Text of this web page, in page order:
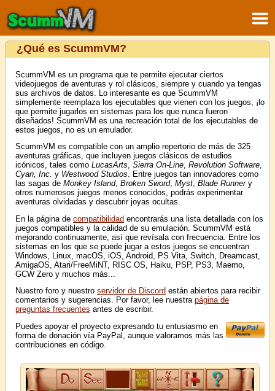
¿Qué es ScummVM?
ScummVM es un programa que te permite ejecutar ciertos
videojuegos de aventuras y rol clásicos, siempre y cuando ya tengas
sus archivos de datos. Lo interesante es que ScummVM
simplemente reemplaza los ejecutables que vienen con los juegos, ¡lo
que permite jugarlos en sistemas para los que nunca fueron
diseñados! ScummVM es una recreación total de los ejecutables de
estos juegos, no es un emulador.
ScummVM es compatible con un amplio repertorio de más de 325
aventuras gráficas, que incluyen juegos clásicos de estudios
icónicos, tales como LucasArts, Sierra On-Line, Revolution Software,
Cyan, Inc. y Westwood Studios. Entre juegos tan innovadores como
las sagas de Monkey Island, Broken Sword, Myst, Blade Runnery
otros numerosos juegos menos conocidos, podrás experimentar
aventuras olvidadas y descubrir joyas ocultas.
En la página de compatibilidad encontrarás una lista detallada con los
juegos compatibles y la calidad de su emulación. ScummVM está
mejorando continuamente, así que revísala con frecuencia. Entre los
sistemas en los que se puede jugar a estos juegos se encuentran
Windows, Linux, macOS, iOS, Android, PS Vita, Switch, Dreamcast,
AmigaOS, Atari/FreeMiNT, RISC OS, Haiku, PSP, PS3, Maemo,
GCW Zero y muchos más...
Nuestro foro y nuestro servidor de Discord están abiertos para recibir
comentarios y sugerencias. Por favor, lee nuestra página de
preguntas frecuentes antes de escribir.
Puedes apoyar el proyecto expresando tu entusiasmo en
forma de donación vía PayPal, aunque valoramos más las
contribuciones en código.